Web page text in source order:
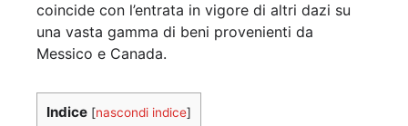
coincide con l’entrata in vigore di altri dazi su
una vasta gamma di beni provenienti da
Messico e Canada.
Indice [nascondi indice]